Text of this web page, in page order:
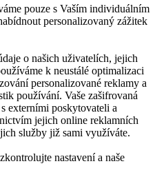
pouze s Vaším individuálním
personalizovaný zážitek
o našich uživatelích, jejich
k neustálé optimalizaci
personalizované reklamy a
používání. Vaše zašifrovaná
externími poskytovateli a
jejich online reklamních
služby již sami využíváte.
nastavení a naše